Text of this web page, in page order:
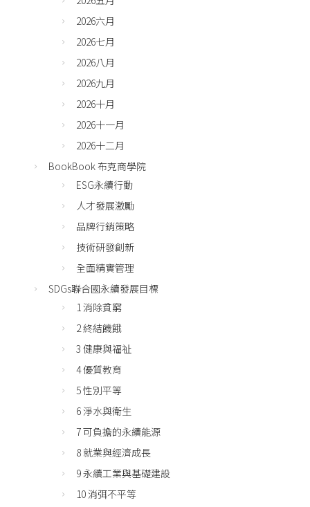
2026六月
2026七月
2026八月
2026九月
2026十月
2026十一月
2026十二月
BookBook 布克商學院
ESG永續行動
人才發展激勵
品牌行銷策略
技術研發創新
全面精實管理
SDGs聯合國永續發展目標
1 消除貧窮
2 終結饑餓
3 健康與福祉
4 優質教育
5 性別平等
6 淨水與衛生
7 可負擔的永續能源
8 就業與經濟成長
9 永續工業與基礎建設
10 消弭不平等